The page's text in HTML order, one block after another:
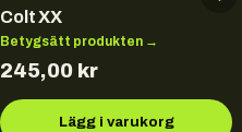
Colt XX
Betygsätt produkten →
245,00 kr
Lägg i varukorg